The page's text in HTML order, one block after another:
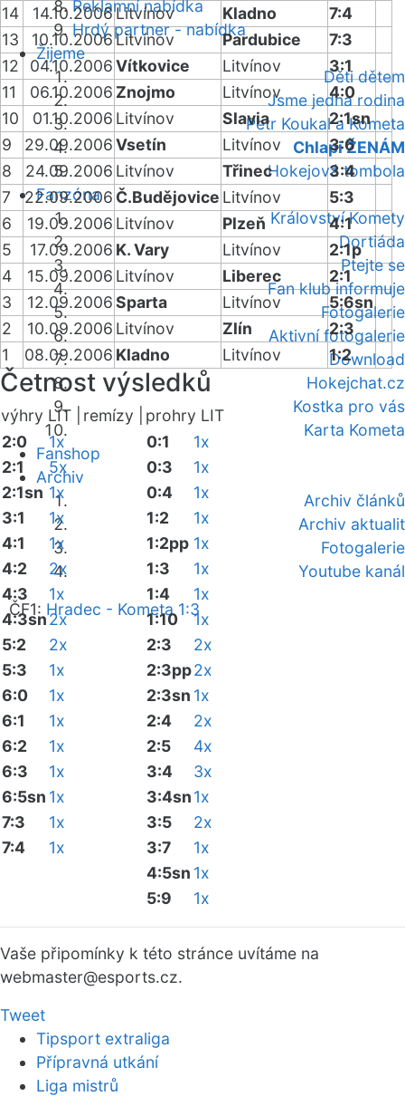
Reklamní nabídka
Hrdý partner - nabídka
Žijeme
Děti dětem
Jsme jedna rodina
Petr Koukal a Kometa
Chlapi ŽENÁM
Hokejová tombola
Fanzóna
Království Komety
Dortiáda
Ptejte se
Fan klub informuje
Fotogalerie
Aktivní fotogalerie
Download
Hokejchat.cz
Kostka pro vás
Karta Kometa
Fanshop
Archiv
Archiv článků
Archiv aktualit
Fotogalerie
Youtube kanál
ČF1: Hradec - Kometa 1:3
14 14.10.2006 Litvínov Kladno
7:4
13
10.10.2006Litvínov Pardubice
7:3
12
04.10.2006Vítkovice Litvínov
3:1
11
06.10.2006 Znojmo Litvínov
4:0
10
01.10.2006 Litvínov Slavia
2:1sn
9
29.09.2006Vsetín Litvínov
3:6
8
24.09.2006 Litvínov Třinec
3:4
7
22.09.2006 Č.Budějovice Litvínov
5:3
6
19.09.2006 Litvínov Plzeň
4:1
5
17.09.2006 K. Vary Litvínov
2:1p
4
15.09.2006 Litvínov Liberec
2:1
3
12.09.2006Sparta Litvínov
5:6sn
2
10.09.2006 Litvínov Zlín
2:3
1
08.09.2006 Kladno Litvínov 1:2
Četnost výsledků
výhry LIT | remízy |
prohry LIT
2:0
1x
2:1
5x
2:1sn 1x
3:1
1x
4:1
1x
4:2
2x
4:3
1x
4:3sn2x
5:2
2x
5:3
1x
6:0
1x
6:1
1x
6:2
1x
6:3
1x
6:5sn 1x
7:3
1x
7:4
1x
0:1
1x
0:3
1x
0:4
1x
1:2
1x
1:2pp 1x
1:3
1x
1:4
1x
1:10
1x
2:3
2x
2:3pp2x
2:3sn 1x
2:4
2x
2:5
4x
3:4
3x
3:4sn1x
3:5
2x
3:7
1x
4:5sn 1x
5:9
1x
Vaše připomínky k této stránce uvítáme na
webmaster@esports.cz.
Tweet
Tipsport extraliga
Přípravná utkání
Liga mistrů